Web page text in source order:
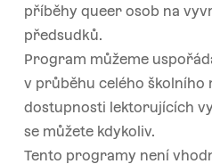
příběhy queer osob na
předsudků.
Program můžeme
v průběhu celého školního
dostupnosti lektorujících
se můžete kdykoliv.
Tento programy není